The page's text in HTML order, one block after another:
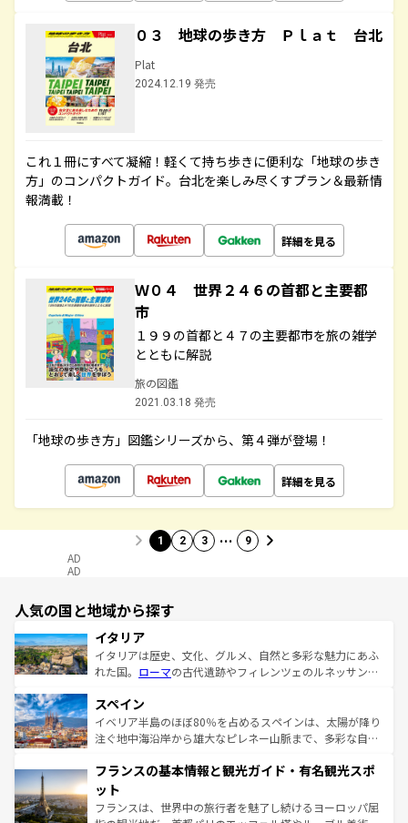
０３ 地球の歩き方 Ｐｌａｔ 台北
Plat
2024.12.19 発売
これ１冊にすべて凝縮！軽くて持ち歩きに便利な「地球の歩き
方」のコンパクトガイド。台北を楽しみ尽くすプラン＆最新情
報満載！
詳細を見る
Ｗ０４ 世界２４６の首都と主要都
市
１９９の首都と４７の主要都市を旅の雑学
とともに解説
旅の図鑑
2021.03.18 発売
「地球の歩き方」図鑑シリーズから、第４弾が登場！
詳細を見る
1 2 3 … 9
AD
AD
人気の国と地域から探す
イタリア
イタリアは歴史、文化、グルメ、自然と多彩な魅力にあふ
れた国。 ローマの古代遺跡やフィレンツェのルネッサンス
ろん、トスカーナの美しい田園風景やアマルフィ海岸の絶
景など、自然景観も見逃せない。観光の合間には、本場の
ピザやパスタなど、絶品のイタリア料理を堪能することも
ませてくれるイタリアで、忘れられない旅をしてみよう！
なお、新着のイタリア情報は
しい。
スペイン
イベリア半島のほぼ80％を占めるスペインは、太陽が降り
注ぐ地中海沿岸から雄大なピレネー山脈まで、多彩な自然
文化が根付くこの国では、情熱的なフラメンコ、熱気あふ
れる闘牛、そして美味しいタパスが生活の一部となってい
る。首都マドリードの洗練された雰囲気や、バルセロナの
アートに溢れた街角から、地方では古代ローマ遺跡や中世
フランスの基本情報と観光ガイド・有名観光スポ
ット
フランスは、世界中の旅行者を魅了し続けるヨーロッパ屈